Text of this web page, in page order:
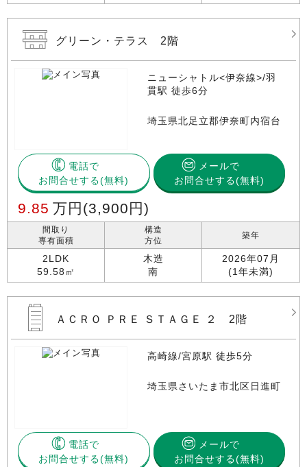
グリーン・テラス 2階
ニューシャトル<伊奈線>/羽
貫駅 徒歩6分
埼玉県北足立郡伊奈町内宿台
電話で
お問合せする
メールで
お問合せする(無料)
9.85 万円 (3,900円)
間取り
専有面積
2LDK
59.58㎡
構造
方位
木造
南
築年
2026年07月
(1年未満)
ＡＣＲＯ ＰＲＥ ＳＴＡＧＥ ２ 2階
高崎線/宮原駅 徒歩5分
埼玉県さいたま市北区日進町
電話で
お問合せする
メールで
お問合せする(無料)